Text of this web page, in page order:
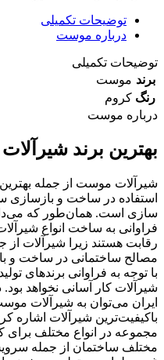
توضیحات تکمیلی
درباره موست
توضیحات تکمیلی
برند موست
رنگ کروم
درباره موست
بهترین برند
شیرآلات موست از جمله
استفاده در ساخت و
سازی است. همان‌طور که
فراوانی به ساخت انواع
رقابت هستند زیرا شیرآلات
مصالح ساختمانی در ساخت و
با توجه به فراوانی برندهای
شیرآلات کار آسانی نخواهد
ایران می‌توان به شیرآلات
باکیفیت‌ترین شیرآلات اشاره
مجموعه در انواع مختلف
مختلف ساختمان از جمله